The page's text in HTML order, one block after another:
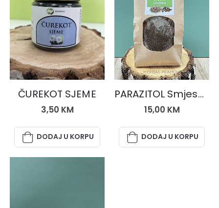
HERBAS PRAHOVI
ČUREKOT SJEME
3,50 KM
DODAJ U KORPU
HERBAS PRAHOVI
PARAZITOL Smjesa protiv parazita u organizmu 550 gr.
15,00 KM
DODAJ U KORPU